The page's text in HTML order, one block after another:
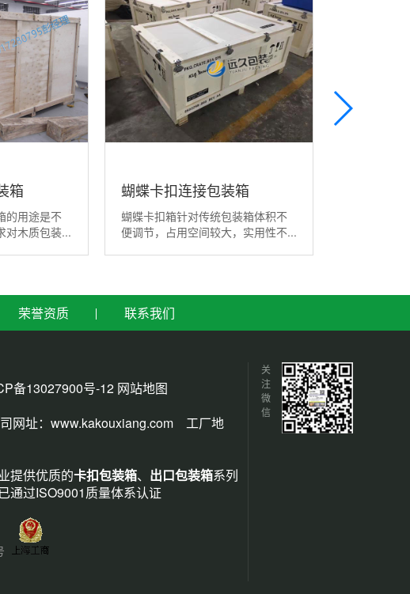
箱
的用途是不
对木质包装...
蝴蝶卡扣连接包装箱
蝴蝶卡扣箱针对传统包装箱体积不
便调节，占用空间较大，实用性不...
荣誉资质 联系我们
备13027900号-12 网站地图
址： www.kakouxiang.com 工厂地
提供优质的卡扣包装箱、 出口包装箱系列
通过ISO9001质量体系认证
关
注
微
信